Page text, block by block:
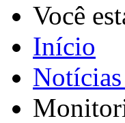
Você
Início
Notícias